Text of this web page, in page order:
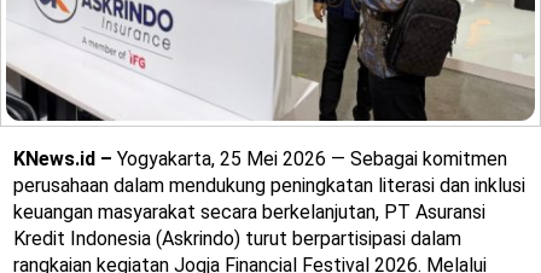
KNews.id – Yogyakarta, 25 Mei 2026 — Sebagai komitmen
perusahaan dalam mendukung peningkatan literasi dan inklusi
keuangan masyarakat secara berkelanjutan, PT Asuransi
Kredit Indonesia (Askrindo) turut berpartisipasi dalam
rangkaian kegiatan Jogja Financial Festival 2026. Melalui